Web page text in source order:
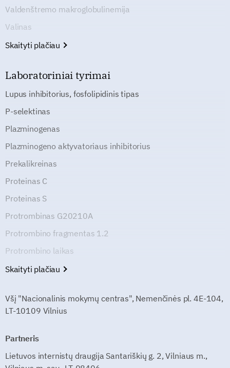
Valdenštremo makroglobulinemija
Valinas
Skaityti plačiau
Laboratoriniai tyrimai
Lupus inhibitorius, fosfolipidinis tipas
P-selektinas
Plazminogenas
Plazminogeno aktyvatoriaus inhibitorius
Prekalikreinas
Proteinas C
Proteinas S
Protrombinas G20210A
Protrombino fragmentas 1.2
Protrombino laikas
Skaityti plačiau
Všį "Nacionalinis mokymų centras", Nemenčinės pl. 4E-104,
LT-10109 Vilnius
Partneris
Lietuvos internistų draugija Santariškių g. 2, Vilniaus m.,